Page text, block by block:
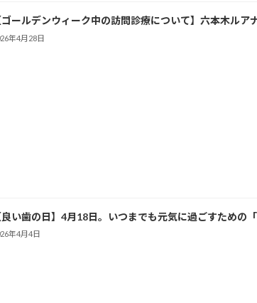
ゴールデンウィーク中の訪問診療について】六本木ルア
年4月28日
良い歯の日】4月18日。いつまでも元気に過ごすための
年4月4日